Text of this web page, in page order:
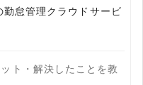
怠管理クラウドサービ
ト・解決したことを教